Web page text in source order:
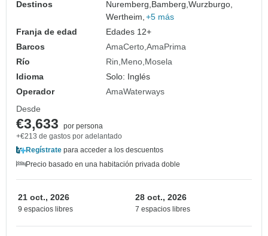
Destinos
Nuremberg, Bamberg,Wurzburgo,
Wertheim, +5 más
Franja de edad
Edades 12+
Barcos
AmaCerto AmaPrima
Río
Rin Meno Mosela
Idioma
Solo: Inglés
Operador
AmaWaterways
Desde
€3,633
por persona
+€213 de gastos por adelantado
Regístrate para acceder a los descuentos
Precio basado en una habitación privada doble
21 oct., 2026
9 espacios libres
28 oct., 2026
7 espacios libres